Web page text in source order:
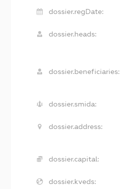
dossier.regDate:
dossier.heads:
dossier.beneficiaries:
dossier.smida:
dossier.address:
dossier.capital:
dossier.kveds: